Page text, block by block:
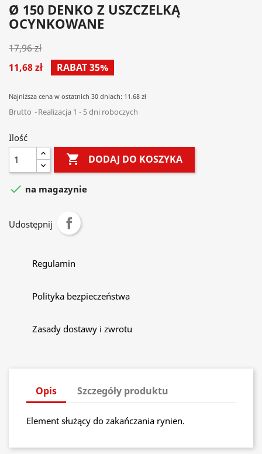
Ø 150 DENKO Z USZCZELKĄ
OCYNKOWANE
17,96 zł
11,68 zł
RABAT 35%
Najniższa cena w ostatnich 30 dniach: 11.68 zł
Brutto Realizacja 1 - 5 dni roboczych
Ilość
 DODAJ DO KOSZYKA
 na magazynie
Udostępnij
Regulamin
Polityka bezpieczeństwa
Zasady dostawy i zwrotu
Opis Szczegóły produktu
Element służący do zakańczania rynien.